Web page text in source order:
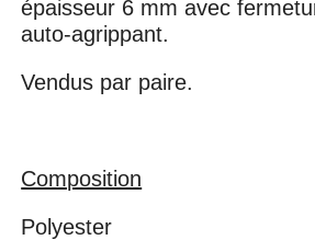
épaisseur 6 mm avec
auto-agrippant.
Vendus par paire.
Composition
Polyester